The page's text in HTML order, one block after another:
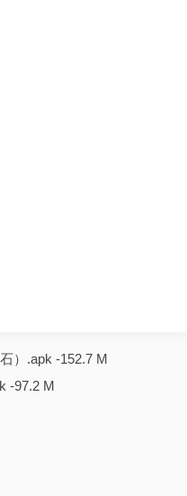
）.apk -152.7 M
-97.2 M